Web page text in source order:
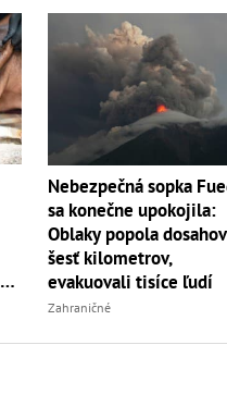
Nebezpečná sopka
sa konečne upokojila:
Oblaky popola
šesť kilometrov,
evakuovali tisíce ľudí
Zahraničné